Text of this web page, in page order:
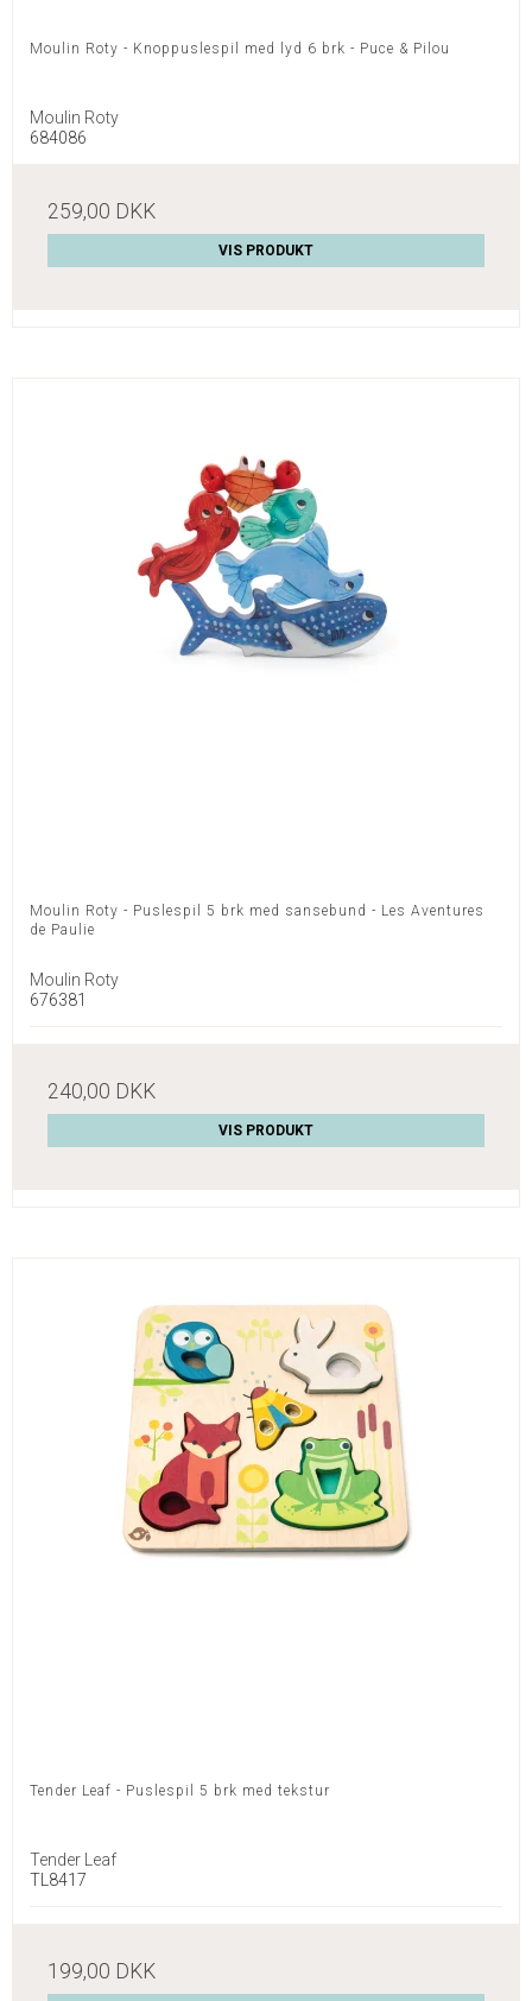
Moulin Roty - Knoppuslespil med lyd 6 brk - Puce & Pilou
Moulin Roty
684086
259,00 DKK
VIS PRODUKT
Moulin Roty - Puslespil 5 brk med sansebund - Les Aventures
de Paulie
Moulin Roty
676381
240,00 DKK
VIS PRODUKT
Tender Leaf - Puslespil 5 brk med tekstur
Tender Leaf
TL8417
199,00 DKK